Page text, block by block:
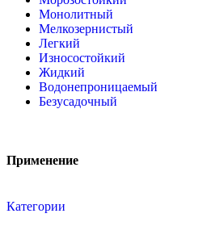
Монолитный
Мелкозернистый
Легкий
Износостойкий
Жидкий
Водонепроницаемый
Безусадочный
Применение
Категории